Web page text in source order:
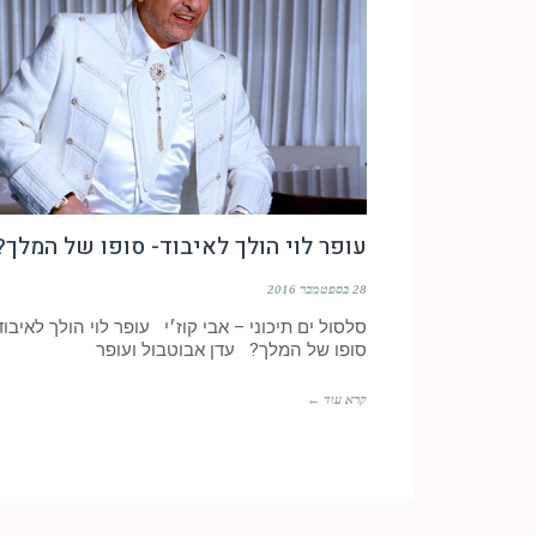
עופר לוי הולך לאיבוד- סופו של
28 בספטמבר 2016
סלסול ים תיכוני – אבי קוז׳י עופר לוי הולך
סופו של המלך? עדן אבוטבול ועופר
קרא עוד ←